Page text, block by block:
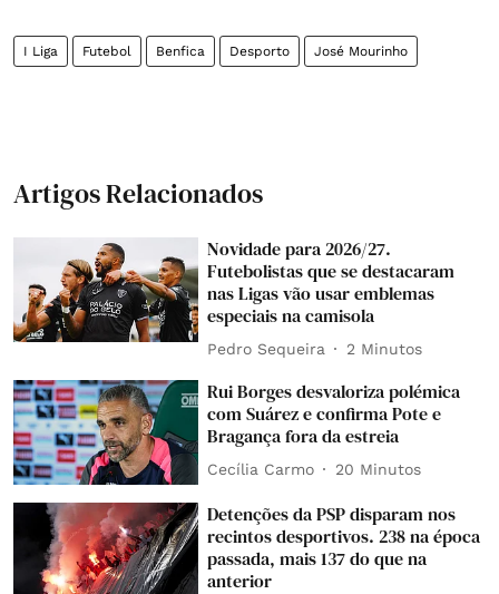
I Liga Futebol Benfica Desporto José Mourinho
Artigos Relacionados
Novidade para 2026/27.
Futebolistas que se destacaram
nas Ligas vão usar emblemas
especiais na camisola
Pedro Sequeira 2 Minutos
Rui Borges desvaloriza polémica
com Suárez e confirma Pote e
Bragança fora da estreia
Cecília Carmo 20 Minutos
Detenções da PSP disparam nos
recintos desportivos. 238 na época
passada, mais 137 do que na
anterior